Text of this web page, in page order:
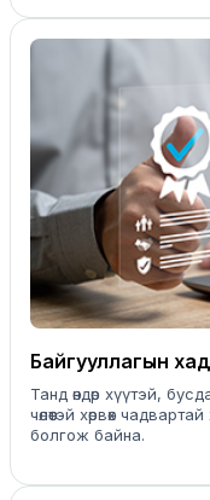
Байгууллагын
Танд өндөр хүүтэй,
чөлөөтэй хөрвөх
болгож байна.